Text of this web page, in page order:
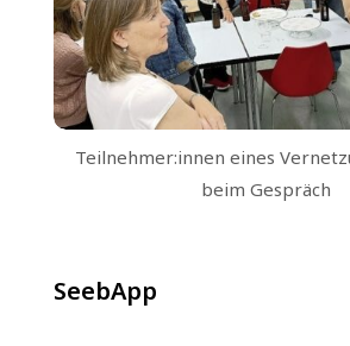
Teilnehmer:innen eines
beim Gespräch
SeebApp